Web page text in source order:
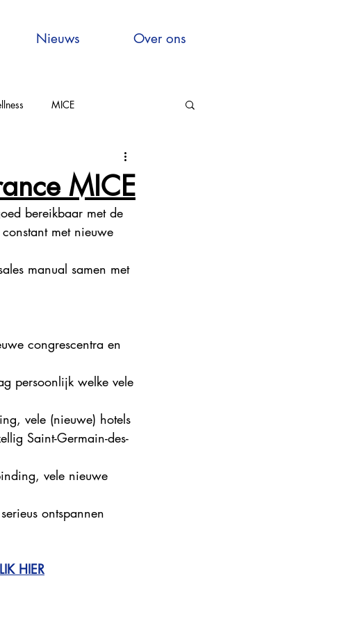
Nieuws Over ons
MICE
Hauts-de-France
de Loire
France Excellence
MICE
bereikbaar met de
met nieuwe
manual samen met
congrescentra en
persoonlijk welke vele
vele (nieuwe) hotels
Saint-Germain-des-
vele nieuwe
ontspannen
HIER